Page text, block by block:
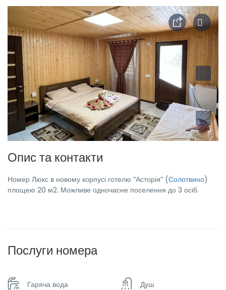
Опис та контакти
Номер Люкс в новому корпусі готелю “Асторія” (Солотвино)
площею 20 м2. Можливе одночасне поселення до 3 осіб.
Послуги номера
Гаряча вода Душ